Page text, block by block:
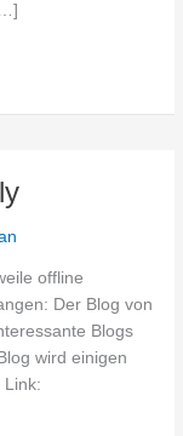
offline
Der Blog von
Blogs
wird einigen
Link: